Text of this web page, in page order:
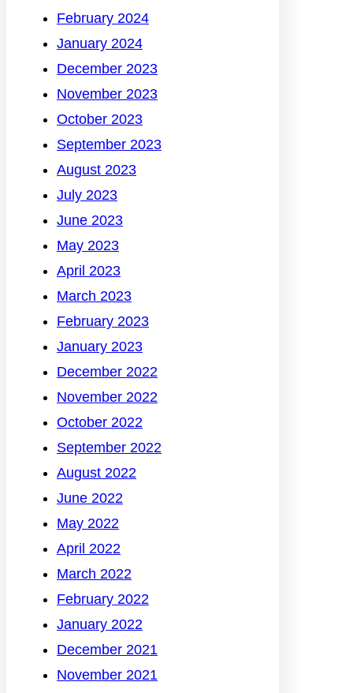
February 2024
January 2024
December 2023
November 2023
October 2023
September 2023
August 2023
July 2023
June 2023
May 2023
April 2023
March 2023
February 2023
January 2023
December 2022
November 2022
October 2022
September 2022
August 2022
June 2022
May 2022
April 2022
March 2022
February 2022
January 2022
December 2021
November 2021